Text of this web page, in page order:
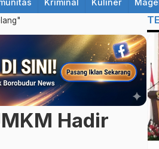
Kriminal Kuliner
Hadir